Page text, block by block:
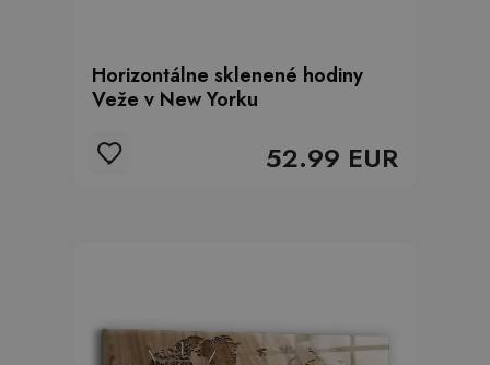
Horizontálne sklenené hodiny
Veže v New Yorku
52.99 EUR